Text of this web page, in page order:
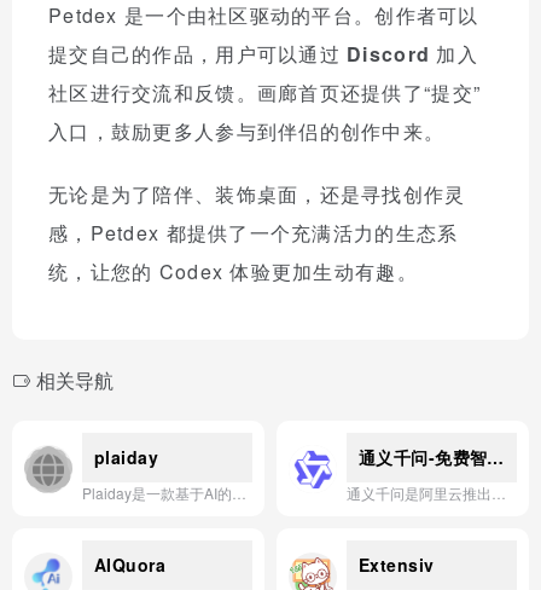
Petdex 是一个由社区驱动的平台。创作者可以
提交自己的作品，用户可以通过 Discord 加入
社区进行交流和反馈。画廊首页还提供了“提交”
入口，鼓励更多人参与到伴侣的创作中来。
无论是为了陪伴、装饰桌面，还是寻找创作灵
感，Petdex 都提供了一个充满活力的生态系
统，让您的 Codex 体验更加生动有趣。
相关导航
plaiday 通义千问-免费智能助手
AIQuora Extensiv